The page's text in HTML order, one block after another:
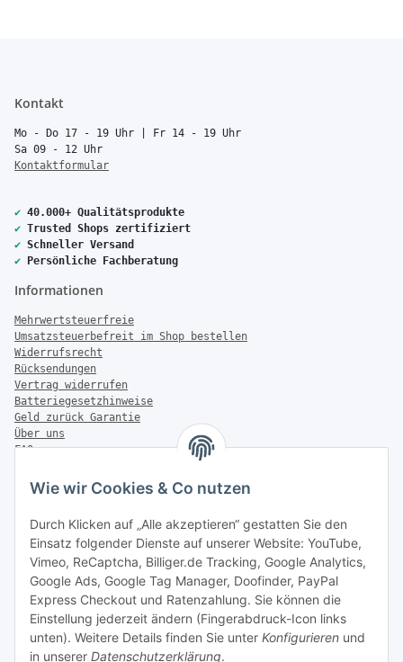
Wie wir Cookies & Co nutzen
Durch Klicken auf „Alle akzeptieren“ gestatten Sie den
Einsatz folgender Dienste auf unserer Website: YouTube,
Vimeo, ReCaptcha, Billiger.de Tracking, Google Analytics,
Google Ads, Google Tag Manager, Doofinder, PayPal
Express Checkout und Ratenzahlung. Sie können die
Einstellung jederzeit ändern (Fingerabdruck-Icon links
unten). Weitere Details finden Sie unter Konfigurieren und
in unserer Datenschutzerklärung.
Kontakt
Mo - Do 17 - 19 Uhr | Fr 14 - 19 Uhr
Sa 09 - 12 Uhr
Kontaktformular
✔ 40.000+ Qualitätsprodukte
✔ Trusted Shops zertifiziert
✔ Schneller Versand
✔ Persönliche Fachberatung
Informationen
Mehrwertsteuerfreie
Umsatzsteuerbefreit im Shop bestellen
Widerrufsrecht
Rücksendungen
Vertrag widerrufen
Batteriegesetzhinweise
Geld zurück Garantie
Über uns
FAQ
Zahlung & Versand
Versandinformationen